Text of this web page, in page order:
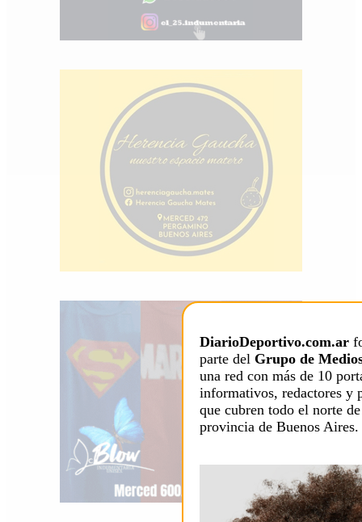
DiarioDeportivo.com.ar
parte del Grupo de
una red con más de 10
informativos, redactores y
que cubren todo el norte
provincia de Buenos Aires.